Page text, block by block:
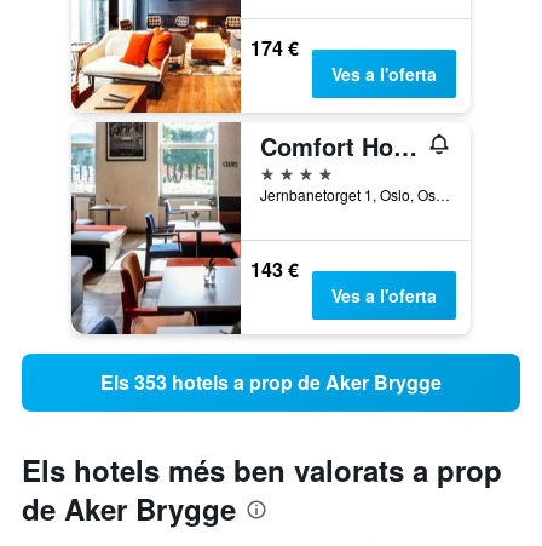
174 €
Ves a l'oferta
Comfort Hotel Grand Central
4 estrelles
Jernbanetorget 1, Oslo, Oslo, Noruega
143 €
Ves a l'oferta
Els 353 hotels a prop de Aker Brygge
Els hotels més ben valorats a prop
de Aker Brygge